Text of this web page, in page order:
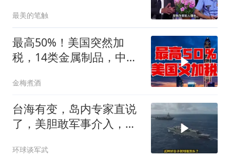
最美的笔触
最高50%！美国突然加
税，14类金属制品，中国
金梅煮酒
台海有变，岛内专家直说
了，美胆敢军事介入，战
环球谈军武